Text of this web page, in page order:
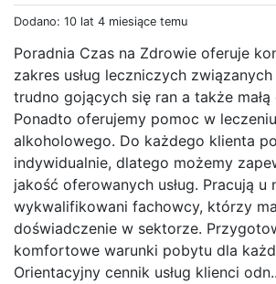
Dodano: 10 lat 4 miesiące temu
Poradnia Czas na Zdrowie oferuje
zakres usług leczniczych
trudno gojących się ran a także małą
Ponadto oferujemy pomoc w leczeniu
alkoholowego. Do każdego klienta
indywidualnie, dlatego możemy
jakość oferowanych usług. Pracują u
wykwalifikowani fachowcy, którzy
doświadczenie w sektorze.
komfortowe warunki pobytu dla
Orientacyjny cennik usług klienci